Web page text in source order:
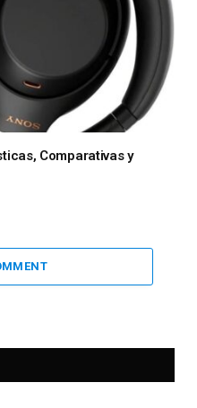
Comparativas y